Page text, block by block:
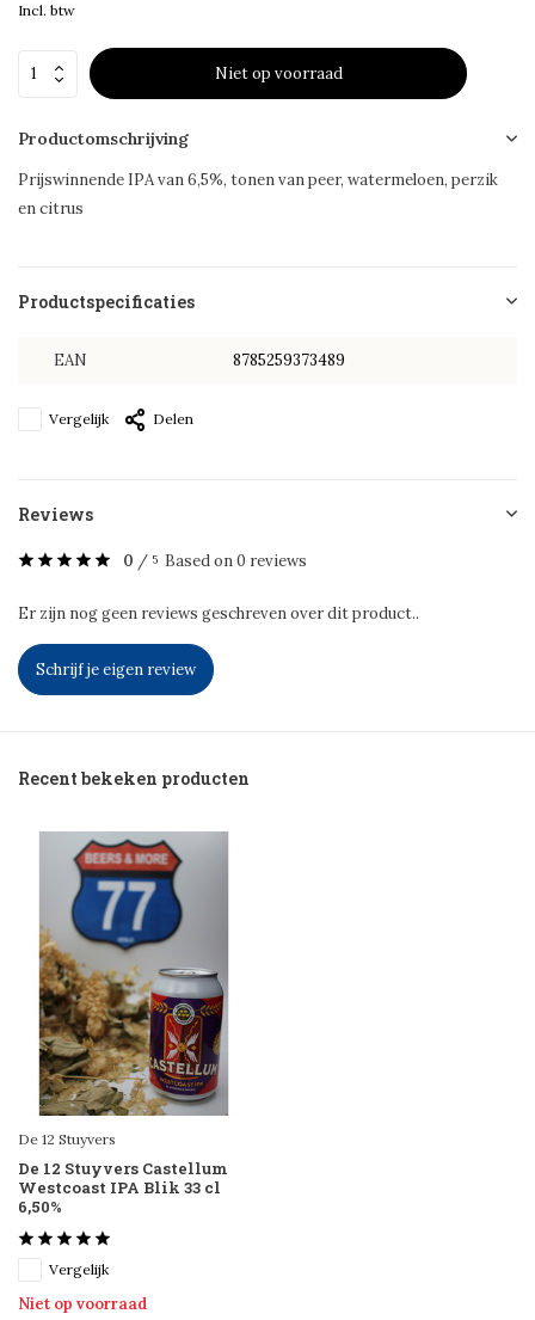
Incl. btw
Niet op voorraad
Productomschrijving
Prijswinnende IPA van 6,5%, tonen van peer, watermeloen, perzik
en citrus
Productspecificaties
EAN 8785259373489
Vergelijk Delen
Reviews
0 / 5 Based on 0 reviews
Er zijn nog geen reviews geschreven over dit product..
Schrijf je eigen review
Recent bekeken producten
De 12 Stuyvers
De 12 Stuyvers Castellum
Westcoast IPA Blik 33 cl
6,50%
Vergelijk
Niet op voorraad